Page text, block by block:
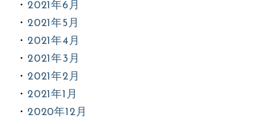
2021年6月
2021年5月
2021年4月
2021年3月
2021年2月
2021年1月
2020年12月